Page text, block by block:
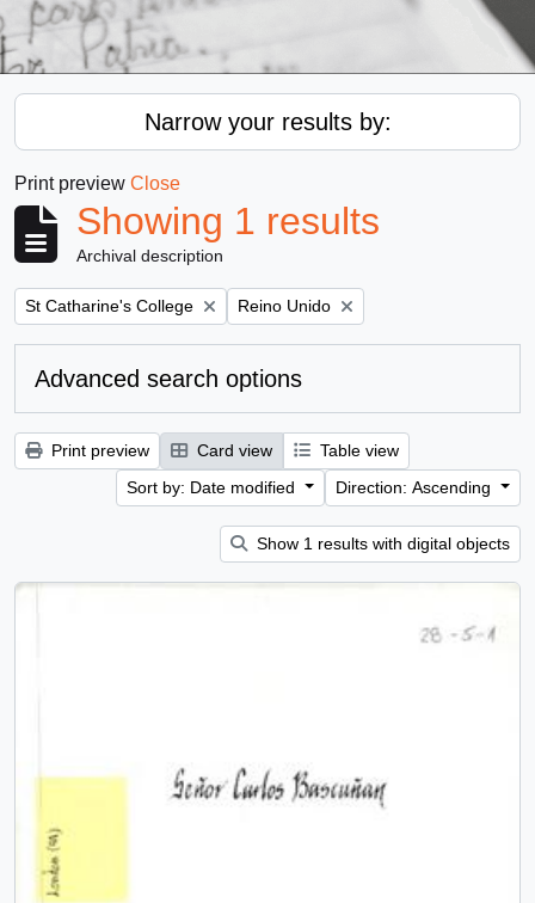
Narrow your results by:
Print preview Close
Showing 1 results
Archival description
Remove filter:
St Catharine's College Remove filter:
Reino Unido
Advanced search options
Print preview Card view
Table view
Sort by: Date modified
Direction: Ascending
Show 1 results with digital objects